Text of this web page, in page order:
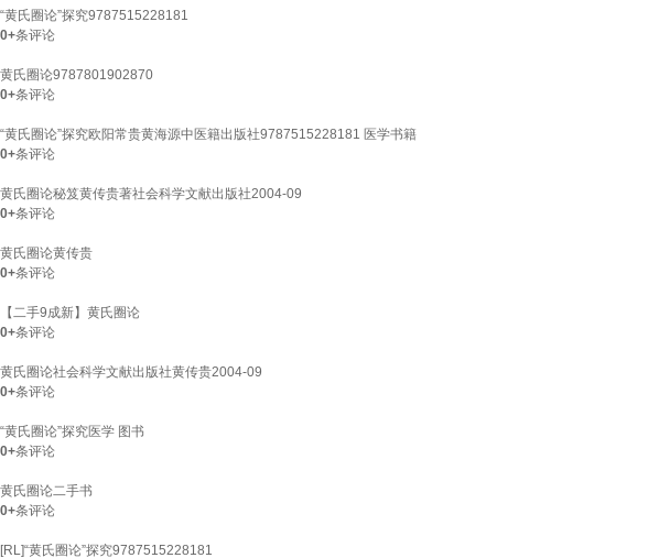
“黄氏圈论”探究9787515228181
0+条评论
黄氏圈论9787801902870
0+条评论
“黄氏圈论”探究欧阳常贵黄海源中医籍出版社9787515228181 医学书籍
0+条评论
黄氏圈论秘笈黄传贵著社会科学文献出版社2004-09
0+条评论
黄氏圈论黄传贵
0+条评论
【二手9成新】黄氏圈论
0+条评论
黄氏圈论社会科学文献出版社黄传贵2004-09
0+条评论
“黄氏圈论”探究医学 图书
0+条评论
黄氏圈论二手书
0+条评论
[RL]“黄氏圈论”探究9787515228181